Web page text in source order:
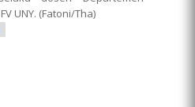
UNY. (Fatoni/Tha)